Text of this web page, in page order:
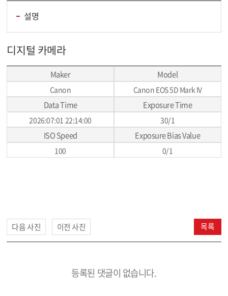
설명
디지털 카메라
Maker
Canon
Model
Canon EOS 5D Mark IV
Data Time
2026:07:01 22:14:00
Exposure Time
30/1
ISO Speed
100
Exposure Bias Value
0/1
다음 사진 이전 사진 목록
등록된 댓글이 없습니다.